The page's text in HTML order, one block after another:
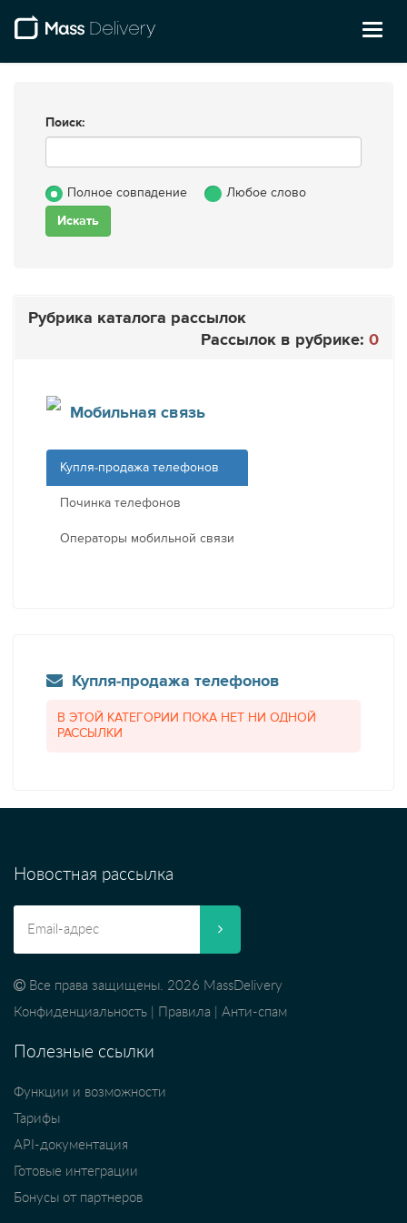
Поиск:
Полное совпадение Любое слово
Рубрика каталога рассылок
Рассылок в рубрике: 0
Мобильная связь
Купля-продажа телефонов
Починка телефонов
Операторы мобильной связи
Купля-продажа телефонов
В ЭТОЙ КАТЕГОРИИ ПОКА НЕТ НИ ОДНОЙ
РАССЫЛКИ
Новостная рассылка
Все права защищены. 2026 MassDelivery
Конфиденциальность
Правила Анти-спам
Полезные ссылки
Функции и возможности
Тарифы
API-документация
Готовые интеграции
Бонусы от партнеров